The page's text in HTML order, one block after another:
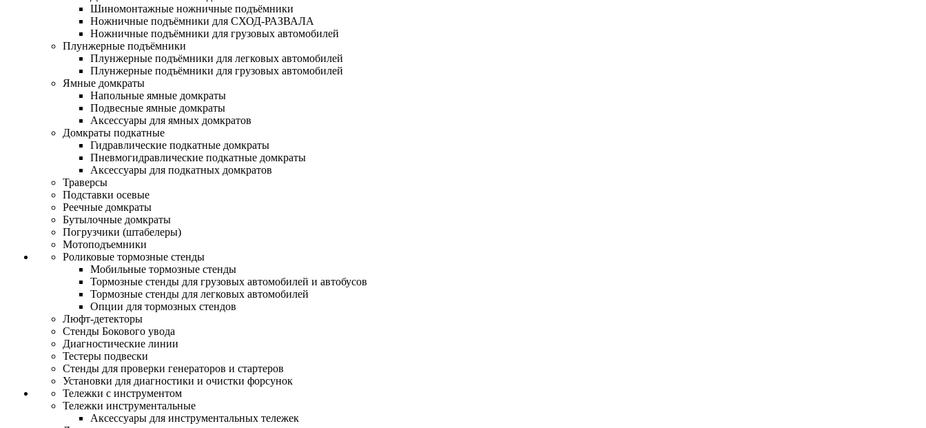
Шиномонтажные ножничные подъёмники
Ножничные подъёмники для СХОД-РАЗВАЛА
Ножничные подъёмники для грузовых автомобилей
Плунжерные подъёмники
Плунжерные подъёмники для легковых автомобилей
Плунжерные подъёмники для грузовых автомобилей
Ямные домкраты
Напольные ямные домкраты
Подвесные ямные домкраты
Аксессуары для ямных домкратов
Домкраты подкатные
Гидравлические подкатные домкраты
Пневмогидравлические подкатные домкраты
Аксессуары для подкатных домкратов
Траверсы
Подставки осевые
Реечные домкраты
Бутылочные домкраты
Погрузчики (штабелеры)
Мотоподъемники
Роликовые тормозные стенды
Мобильные тормозные стенды
Тормозные стенды для грузовых автомобилей и автобусов
Тормозные стенды для легковых автомобилей
Опции для тормозных стендов
Люфт-детекторы
Стенды Бокового увода
Диагностические линии
Тестеры подвески
Стенды для проверки генераторов и стартеров
Установки для диагностики и очистки форсунок
Тележки с инструментом
Тележки инструментальные
Аксессуары для инструментальных тележек